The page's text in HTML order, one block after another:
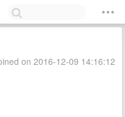
on 2016-12-09 14:16:12